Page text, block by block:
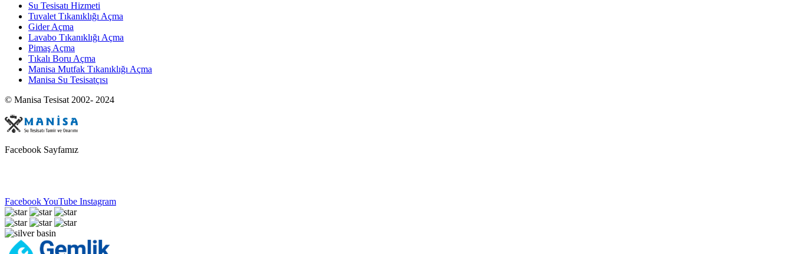
Su Tesisatı Hizmeti
Tuvalet Tıkanıklığı Açma
Gider Açma
Lavabo Tıkanıklığı Açma
Pimaş Açma
Tıkalı Boru Açma
Manisa Mutfak Tıkanıklığı Açma
Manisa Su Tesisatçısı
© Manisa Tesisat 2002- 2024
Facebook Sayfamız
FacebookYouTube Instagram